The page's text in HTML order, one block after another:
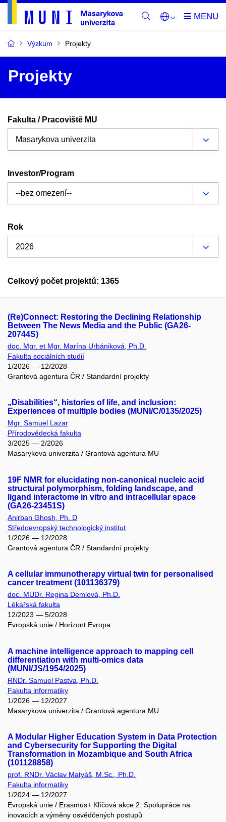
Výzkum Projekty
Projekty
Fakulta / Pracoviště MU
Investor/Program
Rok
Celkový počet projektů: 1365
(Re)Connect: Restoring the Declining Relationship
Between The News Media and the Public (GA26-
20744S)
doc. Mgr. et Mgr. Marína Urbániková, Ph.D.
Fakulta sociálních studií
1/2026 — 12/2028
Grantová agentura ČR / Standardní projekty
„Disabilities“, histories of life, and inclusion:
Experiences of multiple bodies (MUNI/C/0135/2025)
Mgr. Samuel Lazar
Přírodovědecká fakulta
3/2025 — 2/2026
Masarykova univerzita / Grantová agentura MU
19F NMR for elucidating non-canonical nucleic acid
structural polymorphism, folding landscape, and
ligand interactome in vitro and intracellular space
(GA26-23451S)
Anirban Ghosh, Ph. D
Středoevropský technologický institut
1/2026 — 12/2028
Grantová agentura ČR / Standardní projekty
A cellular immunotherapy virtual twin for personalised
cancer treatment (101136379)
doc. MUDr. Regina Demlová, Ph.D.
Lékařská fakulta
12/2023 — 5/2028
Evropská unie / Horizont Evropa
A machine intelligence approach to mapping cell
differentiation with multi-omics data
(MUNI/JS/1954/2025)
RNDr. Samuel Pastva, Ph.D.
Fakulta informatiky
1/2026 — 12/2027
Masarykova univerzita / Grantová agentura MU
A Modular Higher Education System in Data Protection
and Cybersecurity for Supporting the Digital
Transformation in Mozambique and South Africa
(101128858)
prof. RNDr. Václav Matyáš, M.Sc., Ph.D.
Fakulta informatiky
1/2024 — 12/2027
Evropská unie / Erasmus+ Klíčová akce 2: Spolupráce na
inovacích a výměny osvědčených postupů